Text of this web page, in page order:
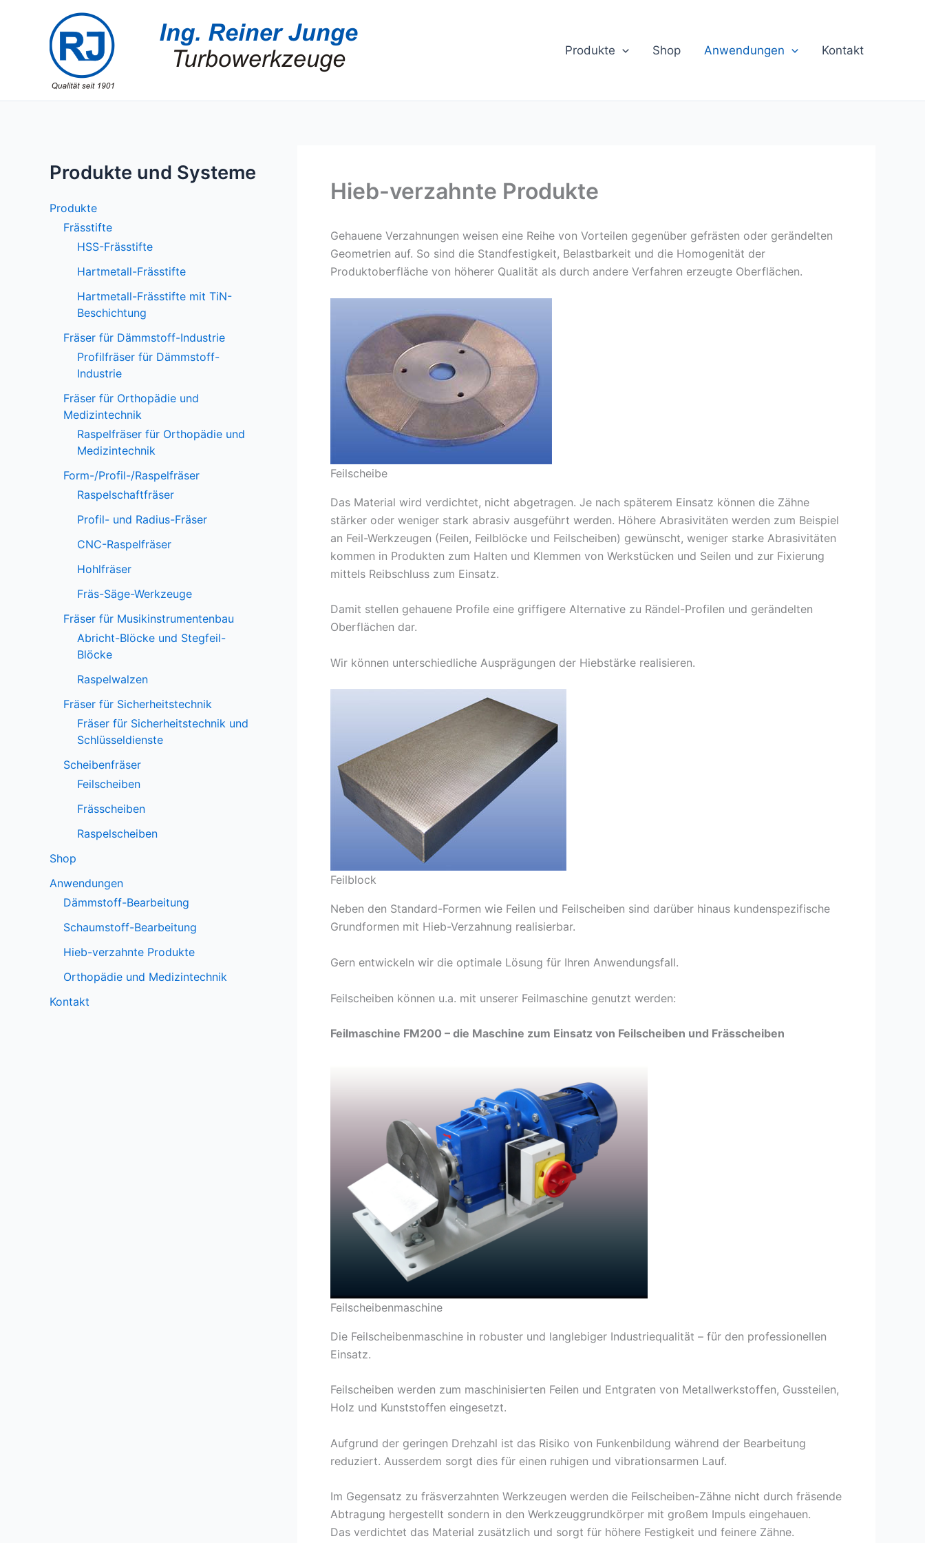
Produkte Shop Anwendungen Kontakt
Produkte und Systeme
Produkte
Frässtifte
HSS-Frässtifte
Hartmetall-Frässtifte
Hartmetall-Frässtifte mit TiN-
Beschichtung
Fräser für Dämmstoff-Industrie
Profilfräser für Dämmstoff-
Industrie
Fräser für Orthopädie und
Medizintechnik
Raspelfräser für Orthopädie und
Medizintechnik
Form-/Profil-/Raspelfräser
Raspelschaftfräser
Profil- und Radius-Fräser
CNC-Raspelfräser
Hohlfräser
Fräs-Säge-Werkzeuge
Fräser für Musikinstrumentenbau
Abricht-Blöcke und Stegfeil-
Blöcke
Raspelwalzen
Fräser für Sicherheitstechnik
Fräser für Sicherheitstechnik und
Schlüsseldienste
Scheibenfräser
Feilscheiben
Frässcheiben
Raspelscheiben
Shop
Anwendungen
Dämmstoff-Bearbeitung
Schaumstoff-Bearbeitung
Hieb-verzahnte Produkte
Orthopädie und Medizintechnik
Kontakt
Hieb-verzahnte Produkte
Gehauene Verzahnungen weisen eine Reihe von Vorteilen gegenüber gefrästen oder gerändelten
Geometrien auf. So sind die Standfestigkeit, Belastbarkeit und die Homogenität der
Produktoberfläche von höherer Qualität als durch andere Verfahren erzeugte Oberflächen.
Feilscheibe
Das Material wird verdichtet, nicht abgetragen. Je nach späterem Einsatz können die Zähne
stärker oder weniger stark abrasiv ausgeführt werden. Höhere Abrasivitäten werden zum Beispiel
an Feil-Werkzeugen (Feilen, Feilblöcke und Feilscheiben) gewünscht, weniger starke Abrasivitäten
kommen in Produkten zum Halten und Klemmen von Werkstücken und Seilen und zur Fixierung
mittels Reibschluss zum Einsatz.
Damit stellen gehauene Profile eine griffigere Alternative zu Rändel-Profilen und gerändelten
Oberflächen dar.
Wir können unterschiedliche Ausprägungen der Hiebstärke realisieren.
Feilblock
Neben den Standard-Formen wie Feilen und Feilscheiben sind darüber hinaus kundenspezifische
Grundformen mit Hieb-Verzahnung realisierbar.
Gern entwickeln wir die optimale Lösung für Ihren Anwendungsfall.
Feilscheiben können u.a. mit unserer Feilmaschine genutzt werden:
Feilmaschine FM200 – die Maschine zum Einsatz von Feilscheiben und Frässcheiben
Feilscheibenmaschine
Die Feilscheibenmaschine in robuster und langlebiger Industriequalität – für den professionellen
Einsatz.
Feilscheiben werden zum maschinisierten Feilen und Entgraten von Metallwerkstoffen, Gussteilen,
Holz und Kunststoffen eingesetzt.
Aufgrund der geringen Drehzahl ist das Risiko von Funkenbildung während der Bearbeitung
reduziert. Ausserdem sorgt dies für einen ruhigen und vibrationsarmen Lauf.
Im Gegensatz zu fräsverzahnten Werkzeugen werden die Feilscheiben-Zähne nicht durch fräsende
Abtragung hergestellt sondern in den Werkzeuggrundkörper mit großem Impuls eingehauen.
Das verdichtet das Material zusätzlich und sorgt für höhere Festigkeit und feinere Zähne.